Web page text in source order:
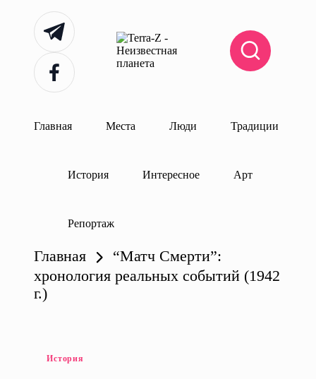
Telegram
Facebook
T
н
я
Главная Места Люди Традиции
История Интересное Арт
Репортаж
Главная
“Матч Смерти”:
хронология реальных событий (1942
г.)
Опубликовано
История